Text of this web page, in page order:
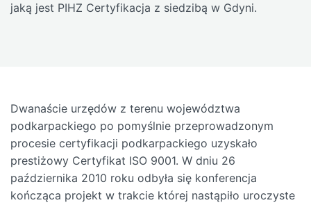
jaką jest PIHZ Certyfikacja z siedzibą w Gdyni.
Dwanaście urzędów z terenu województwa
podkarpackiego po pomyślnie przeprowadzonym
procesie certyfikacji podkarpackiego uzyskało
prestiżowy Certyfikat ISO 9001. W dniu 26
października 2010 roku odbyła się konferencja
kończąca projekt w trakcie której nastąpiło uroczyste